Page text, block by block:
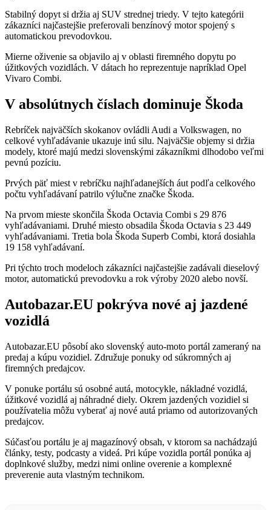
Stabilný dopyt si držia aj SUV strednej triedy. V tejto kategórii
zákazníci najčastejšie preferovali benzínový motor spojený s
automatickou prevodovkou.
Mierne oživenie sa objavilo aj v oblasti firemného dopytu po
úžitkových vozidlách. V dátach ho reprezentuje napríklad Opel
Vivaro Combi.
V absolútnych číslach dominuje Škoda
Rebríček najväčších skokanov ovládli Audi a Volkswagen, no
celkové vyhľadávanie ukazuje inú silu. Najväčšie objemy si držia
modely, ktoré majú medzi slovenskými zákazníkmi dlhodobo veľmi
pevnú pozíciu.
Prvých päť miest v rebríčku najhľadanejších áut podľa celkového
počtu vyhľadávaní patrilo výlučne značke Škoda.
Na prvom mieste skončila Škoda Octavia Combi s 29 876
vyhľadávaniami. Druhé miesto obsadila Škoda Octavia s 23 449
vyhľadávaniami. Tretia bola Škoda Superb Combi, ktorá dosiahla
19 158 vyhľadávaní.
Pri týchto troch modeloch zákazníci najčastejšie zadávali dieselový
motor, automatickú prevodovku a rok výroby 2020 alebo novší.
Autobazar.EU pokrýva nové aj jazdené
vozidlá
Autobazar.EU pôsobí ako slovenský auto-moto portál zameraný na
predaj a kúpu vozidiel. Združuje ponuky od súkromných aj
firemných predajcov.
V ponuke portálu sú osobné autá, motocykle, nákladné vozidlá,
úžitkové vozidlá aj náhradné diely. Okrem jazdených vozidiel si
používatelia môžu vyberať aj nové autá priamo od autorizovaných
predajcov.
Súčasťou portálu je aj magazínový obsah, v ktorom sa nachádzajú
články, testy, podcasty a videá. Pri kúpe vozidla portál ponúka aj
doplnkové služby, medzi nimi online overenie a komplexné
preverenie auta vlastným technikom.